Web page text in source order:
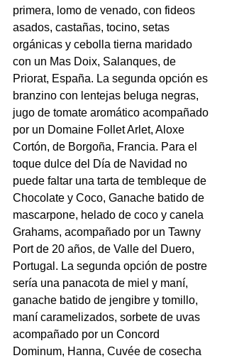
primera, lomo de venado, con fideos
asados, castañas, tocino, setas
orgánicas y cebolla tierna maridado
con un Mas Doix, Salanques, de
Priorat, España. La segunda opción es
branzino con lentejas beluga negras,
jugo de tomate aromático acompañado
por un Domaine Follet Arlet, Aloxe
Cortón, de Borgoña, Francia. Para el
toque dulce del Día de Navidad no
puede faltar una tarta de tembleque de
Chocolate y Coco, Ganache batido de
mascarpone, helado de coco y canela
Grahams, acompañado por un Tawny
Port de 20 años, de Valle del Duero,
Portugal. La segunda opción de postre
sería una panacota de miel y maní,
ganache batido de jengibre y tomillo,
maní caramelizados, sorbete de uvas
acompañado por un Concord
Dominum, Hanna, Cuvée de cosecha